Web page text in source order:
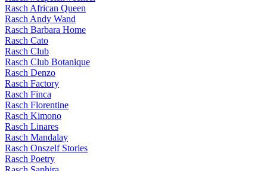
Rasch African Queen
Rasch Andy Wand
Rasch Barbara Home
Rasch Cato
Rasch Club
Rasch Club Botanique
Rasch Denzo
Rasch Factory
Rasch Finca
Rasch Florentine
Rasch Kimono
Rasch Linares
Rasch Mandalay
Rasch Onszelf Stories
Rasch Poetry